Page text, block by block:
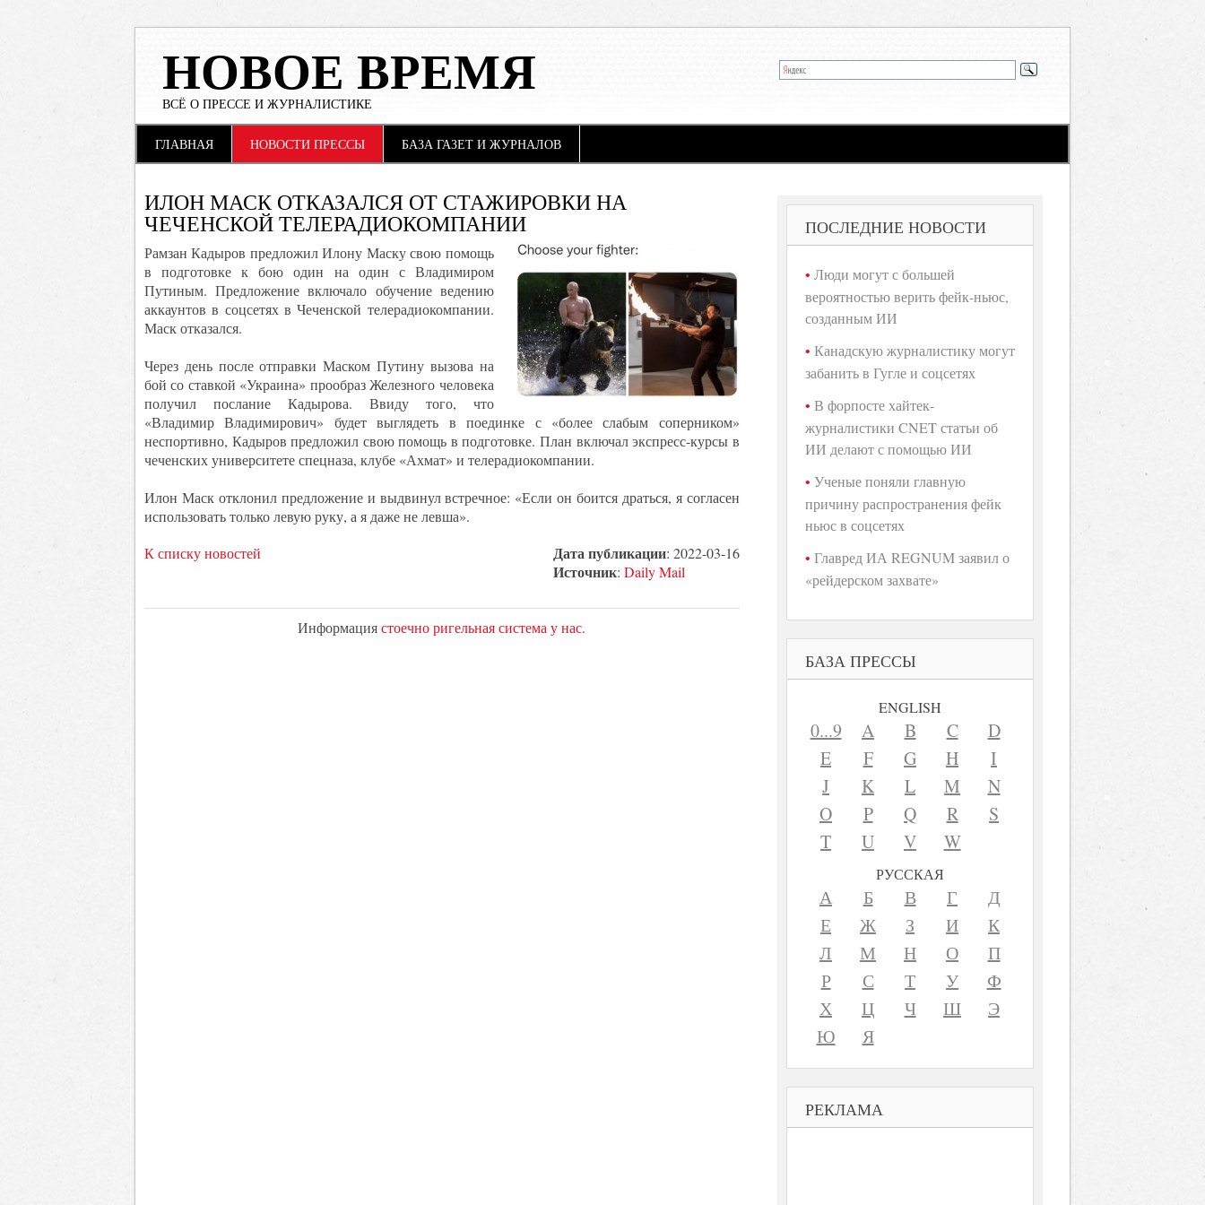
НОВОЕ ВРЕМЯ
ВСЁ О ПРЕССЕ И ЖУРНАЛИСТИКЕ
Main menu
ГЛАВНАЯ НОВОСТИ ПРЕССЫ БАЗА ГАЗЕТ И ЖУРНАЛОВ
ИЛОН МАСК ОТКАЗАЛСЯ ОТ СТАЖИРОВКИ НА
ЧЕЧЕНСКОЙ ТЕЛЕРАДИОКОМПАНИИ
Рамзан Кадыров предложил Илону Маску свою помощь
в подготовке к бою один на один с Владимиром
Путиным. Предложение включало обучение ведению
аккаунтов в соцсетях в Чеченской телерадиокомпании.
Маск отказался.
Через день после отправки Маском Путину вызова на
бой со ставкой «Украина» прообраз Железного человека
получил послание Кадырова. Ввиду того, что
«Владимир Владимирович» будет выглядеть в поединке с «более слабым соперником»
неспортивно, Кадыров предложил свою помощь в подготовке. План включал экспресс-курсы в
чеченских университете спецназа, клубе «Ахмат» и телерадиокомпании.
Илон Маск отклонил предложение и выдвинул встречное: «Если он боится драться, я согласен
использовать только левую руку, а я даже не левша».
К списку новостей
Дата публикации: 2022-03-16
Источник: Daily Mail
Информациястоечно ригельная система у нас.
ПОСЛЕДНИЕ НОВОСТИ
Люди могут с большей
вероятностью верить фейк-ньюс,
созданным ИИ
Канадскую журналистику могут
забанить в Гугле и соцсетях
В форпосте хайтек-
журналистики CNET статьи об
ИИ делают с помощью ИИ
Ученые поняли главную
причину распространения фейк
ньюс в соцсетях
Главред ИА REGNUM заявил о
«рейдерском захвате»
БАЗА ПРЕССЫ
ENGLISH
0...9 A B C
D
E
F G H
I
J
K L M
N
O
P Q R
S
T
U V W
РУССКАЯ
А Б В Г
Д
Е
Ж З И
К
Л
М Н О
П
Р
С Т У
Ф
Х
Ц Ч Ш
Э
Ю
Я
РЕКЛАМА